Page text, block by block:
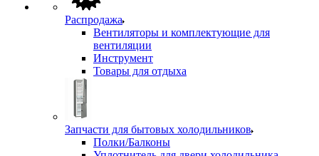
Распродажа
Вентиляторы и комплектующие для
вентиляции
Инструмент
Товары для отдыха
Запчасти для бытовых холодильников
Полки/Балконы